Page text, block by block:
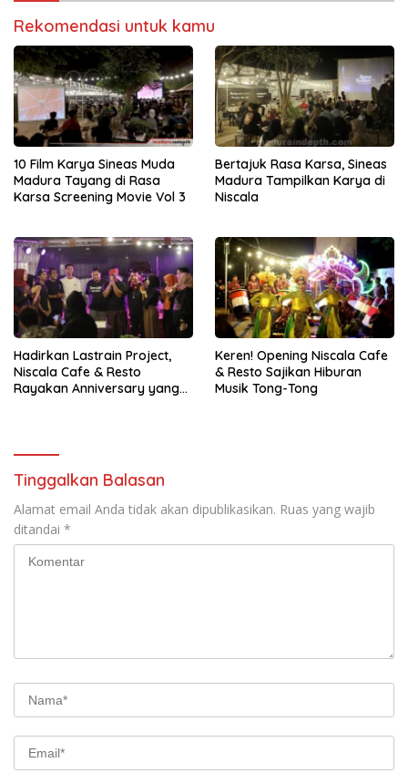
Rekomendasi untuk kamu
10 Film Karya Sineas Muda
Madura Tayang di Rasa
Karsa Screening Movie Vol 3
Bertajuk Rasa Karsa, Sineas
Madura Tampilkan Karya di
Niscala
Hadirkan Lastrain Project,
Niscala Cafe & Resto
Rayakan Anniversary yang
Keren! Opening Niscala Cafe
& Resto Sajikan Hiburan
Musik Tong-Tong
Tinggalkan Balasan
Alamat email Anda tidak akan dipublikasikan. Ruas yang wajib
ditandai *